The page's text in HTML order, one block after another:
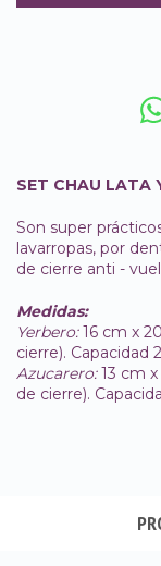
SET CHAU LATA
Son super
lavarropas, por
de cierre anti -
Medidas:
Yerbero:16 cm x
cierre). Capacidad
Azucarero:13 cm
de cierre).